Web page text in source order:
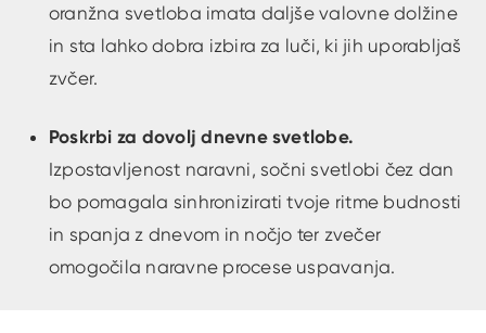
oranžna svetloba imata daljše valovne dolžine
in sta lahko dobra izbira za luči, ki jih uporabljaš
zvčer.
Poskrbi za dovolj dnevne svetlobe.
Izpostavljenost naravni, sočni svetlobi čez dan
bo pomagala sinhronizirati tvoje ritme budnosti
in spanja z dnevom in nočjo ter zvečer
omogočila naravne procese uspavanja.